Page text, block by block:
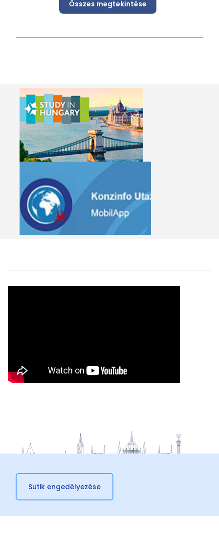
utazásokra tekintettel, így hangsúlyosabbá
téve a tájékozódás, felkészülés fontosságát.
Összes megtekintése
Sütik engedélyezése